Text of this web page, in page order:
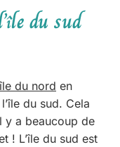
du sud
du nord en
du sud. Cela
y a beaucoup de
! L’île du sud est